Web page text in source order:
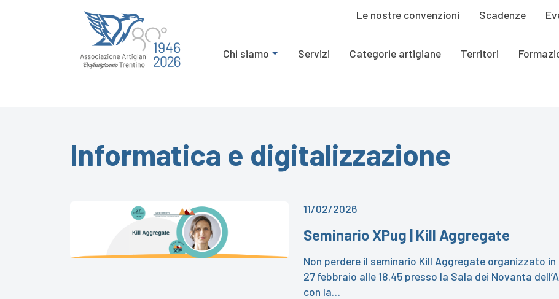
Le nostre convenzioni Scadenze
Chi siamo Servizi Categorie artigiane Territori
Informatica e digitalizzazione
11/02/2026
Seminario XPug | Kill Aggregate
Non perdere il seminario Kill Aggregate organizzato
27 febbraio alle 18.45 presso la Sala dei Novanta
con la…